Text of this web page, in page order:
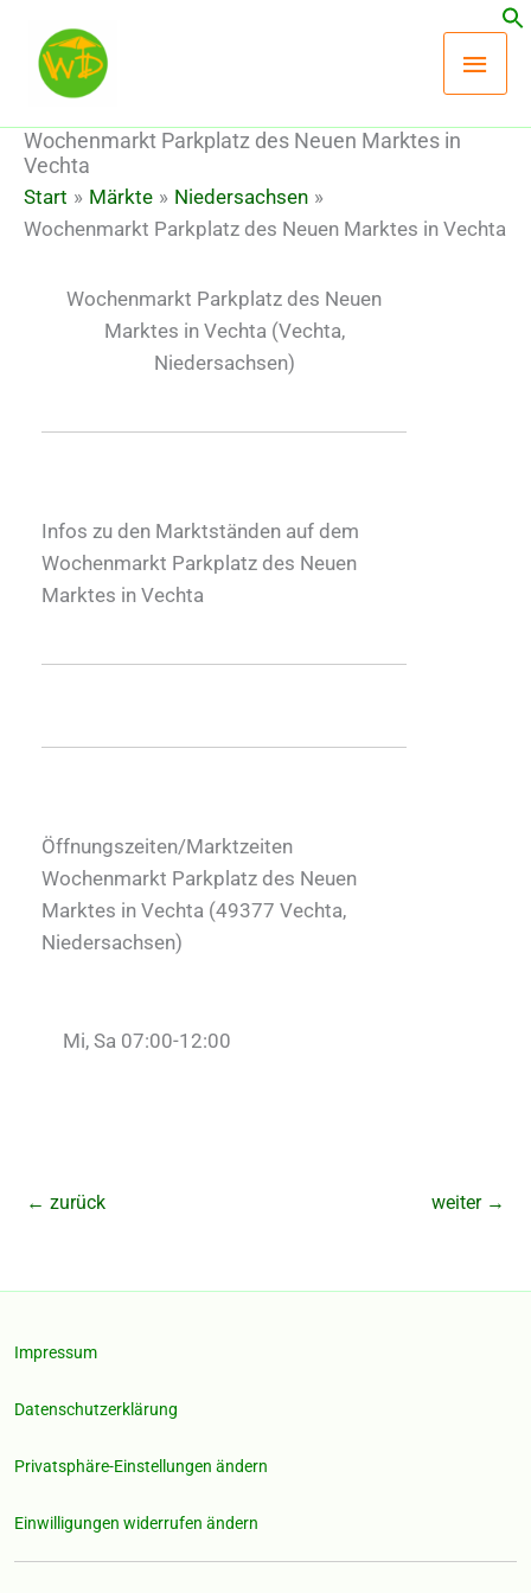
Inhalt
springen
Wochenmarkt Parkplatz des Neuen Marktes in
Vechta
Start Märkte
Niedersachsen
Wochenmarkt Parkplatz des Neuen Marktes in Vechta
Wochenmarkt Parkplatz des Neuen
Marktes in Vechta(Vechta,
Niedersachsen)
Infos zu den Marktständen auf dem
Wochenmarkt Parkplatz des Neuen
Marktes in Vechta
Öffnungszeiten/Marktzeiten
Wochenmarkt Parkplatz des Neuen
Marktes in Vechta (49377 Vechta,
Niedersachsen)
Mi, Sa 07:00-12:00
← zurück weiter →
Impressum
Datenschutzerklärung
Privatsphäre-Einstellungen ändern
Einwilligungen widerrufen ändern